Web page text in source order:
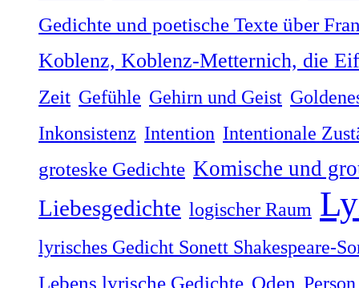
Gedichte und poetische Texte über
Koblenz, Koblenz-Metternich, die
Zeit Gefühle Gehirn und Geist
Inkonsistenz Intention Intentionale
groteske Gedichte Komische und
Liebesgedichte logischer Raum
lyrisches Gedicht Sonett Shakespeare-
Lebens lyrische Gedichte Oden Person